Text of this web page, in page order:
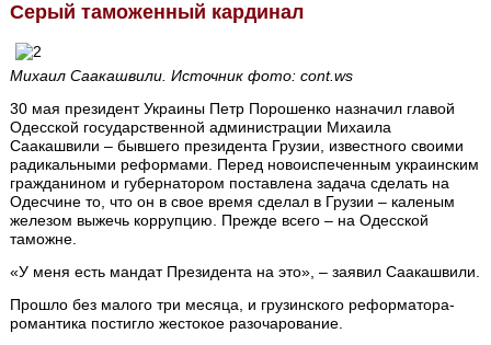
Серый таможенный кардинал
Михаил Саакашвили. Источник фото: cont.ws
30 мая президент Украины Петр Порошенко назначил главой
Одесской государственной администрации Михаила
Саакашвили – бывшего президента Грузии, известного своими
радикальными реформами. Перед новоиспеченным украинским
гражданином и губернатором поставлена задача сделать на
Одесчине то, что он в свое время сделал в Грузии – каленым
железом выжечь коррупцию. Прежде всего – на Одесской
таможне.
«У меня есть мандат Президента на это», – заявил Саакашвили.
Прошло без малого три месяца, и грузинского реформатора-
романтика постигло жестокое разочарование.